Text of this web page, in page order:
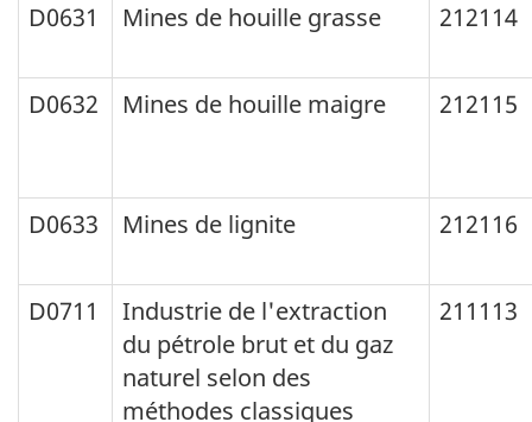
D0631 Mines de houille grasse 212114
D0632 Mines de houille maigre 212115
D0633 Mines de lignite 212116
D0711
Industrie de l'extraction
du pétrole brut et du gaz
naturel selon des
méthodes classiques
211113